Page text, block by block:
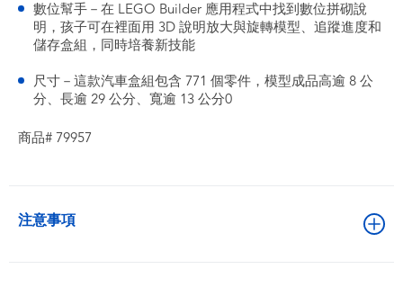
數位幫手－在 LEGO Builder 應用程式中找到數位拼砌說
明，孩子可在裡面用 3D 說明放大與旋轉模型、追蹤進度和
儲存盒組，同時培養新技能
尺寸－這款汽車盒組包含 771 個零件，模型成品高逾 8 公
分、長逾 29 公分、寬逾 13 公分0
商品# 79957
注意事項